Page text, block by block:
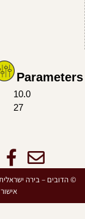
Parameters
10.0
27
© הדובים – בירה